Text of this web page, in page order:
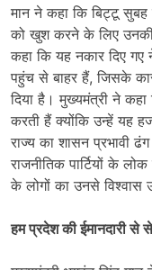
मान ने कहा कि बिट्टू
को खुश करने के लिए
कहा कि यह नकार दिए
पहुंच से बाहर हैं, जिसके
दिया है। मुख्यमंत्री ने कहा
करती हैं क्योंकि उन्हें यह
राज्य का शासन प्रभावी
राजनीतिक पार्टियों के
के लोगों का उनसे विश्वास
हम प्रदेश की ईमानदारी से